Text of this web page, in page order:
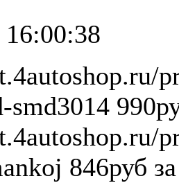
846руб